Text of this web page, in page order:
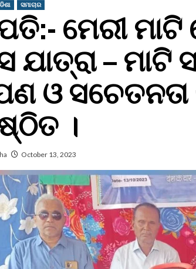
ସମାଚାର
ମେରୀ
ଯାତ୍ରା –
ଓ
।
October 13, 2023